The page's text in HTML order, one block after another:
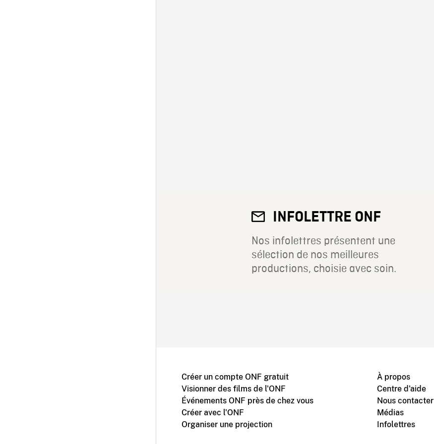
INFOLETTRE ONF
Nos infolettres présentent une
sélection de nos meilleures
productions, choisie avec soin.
Créer un compte ONF gratuit
Visionner des films de l'ONF
Événements ONF près de chez vous
Créer avec l'ONF
Organiser une projection
À propos
Centre d'aide
Nous contacter
Médias
Infolettres